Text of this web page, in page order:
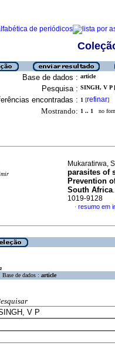
Base de dados : article
Pesquisa : SINGH, V P
encontradas : 1 [refinar]
Mostrando: 1 .. 1 no
Mukaratirwa,
parasites of
Prevention
South Africa.
1019-9128
· resumo em
Base de dados : article